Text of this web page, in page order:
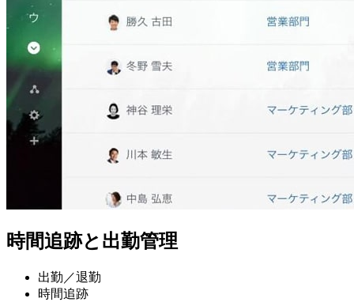
時間追跡と出勤管理
出勤／退勤
時間追跡